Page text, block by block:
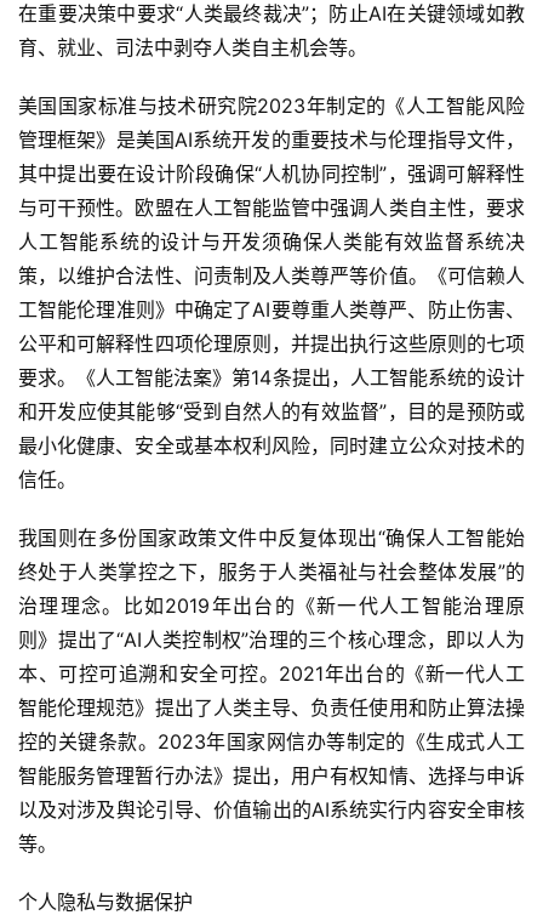
在重要决策中要求“人类最终裁决”；防止AI在关键领域如教
育、就业、司法中剥夺人类自主机会等。
美国国家标准与技术研究院2023年制定的《人工智能风险
管理框架》是美国AI系统开发的重要技术与伦理指导文件，
其中提出要在设计阶段确保“人机协同控制”，强调可解释性
与可干预性。欧盟在人工智能监管中强调人类自主性，要求
人工智能系统的设计与开发须确保人类能有效监督系统决
策，以维护合法性、问责制及人类尊严等价值。《可信赖人
工智能伦理准则》中确定了AI要尊重人类尊严、防止伤害、
公平和可解释性四项伦理原则，并提出执行这些原则的七项
要求。《人工智能法案》第14条提出，人工智能系统的设计
和开发应使其能够“受到自然人的有效监督”，目的是预防或
最小化健康、安全或基本权利风险，同时建立公众对技术的
信任。
我国则在多份国家政策文件中反复体现出“确保人工智能始
终处于人类掌控之下，服务于人类福祉与社会整体发展”的
治理理念。比如2019年出台的《新一代人工智能治理原
则》提出了“AI人类控制权”治理的三个核心理念，即以人为
本、可控可追溯和安全可控。2021年出台的《新一代人工
智能伦理规范》提出了人类主导、负责任使用和防止算法操
控的关键条款。2023年国家网信办等制定的《生成式人工
智能服务管理暂行办法》提出，用户有权知情、选择与申诉
以及对涉及舆论引导、价值输出的AI系统实行内容安全审核
等。
个人隐私与数据保护